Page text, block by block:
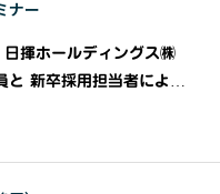
計）公開
講評審査
会｜主
ナー
日揮ホールディングス㈱
と 新卒採用担当者による
揮ホールディングス株式会
資料研究社